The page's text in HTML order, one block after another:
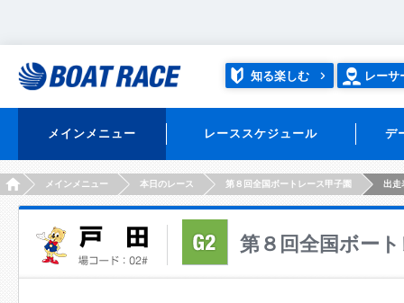
知る楽しむ レーサ
メインメニュー レーススケジュール デ
HOMEメインメニュー 本日のレース 第８回全国ボートレース甲子園 出走
第８回全国ボー